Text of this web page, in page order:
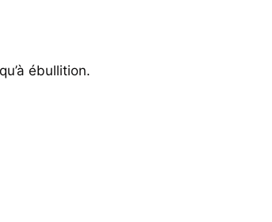
ébullition.